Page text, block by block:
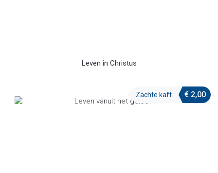
Leven in Christus
Zachte kaft € 2,00